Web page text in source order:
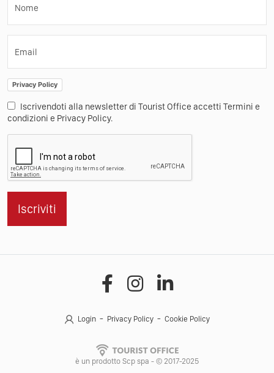
Nome
Email
Privacy Policy
Iscrivendoti alla newsletter di Tourist Office accetti Termini e
condizioni e Privacy Policy.
Iscriviti
Login Privacy Policy Cookie Policy
è un prodotto Scp spa - © 2017-2025